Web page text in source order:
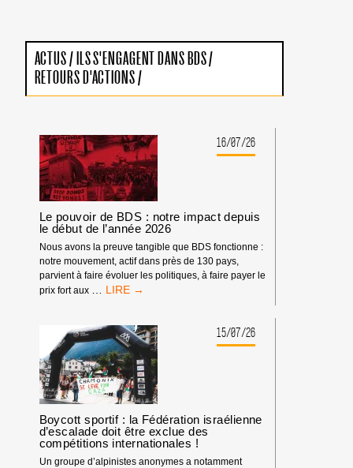
ACTUS/ ILS S'ENGAGENT DANS BDS/
RETOURS D'ACTIONS/
16/07/26
Le pouvoir de BDS : notre impact depuis
le début de l’année 2026
Nous avons la preuve tangible que BDS fonctionne :
notre mouvement, actif dans près de 130 pays,
parvient à faire évoluer les politiques, à faire payer le
prix fort aux … LE
BDS
:
NOTRE
IMPACT
DEPUIS
LE
DÉBUT
DE
L’ANNÉE
2026
15/07/26
Boycott sportif : la Fédération israélienne
d’escalade doit être exclue des
compétitions internationales !
Un groupe d’alpinistes anonymes a notamment